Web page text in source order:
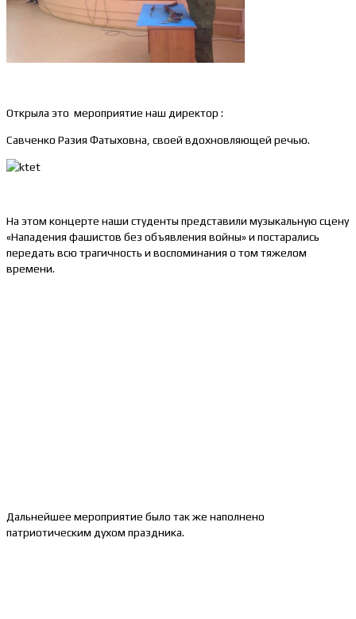
Открыла это мероприятие наш директор :
Савченко Разия Фатыховна, своей вдохновляющей речью.
На этом концерте наши студенты представили музыкальную сцену
«Нападения фашистов без объявления войны» и постарались
передать всю трагичность и воспоминания о том тяжелом
времени.
Дальнейшее мероприятие было так же наполнено
патриотическим духом праздника.